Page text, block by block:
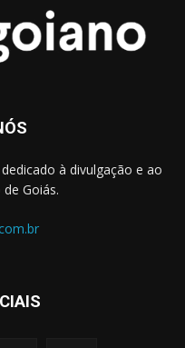
à divulgação e ao
Goiás.